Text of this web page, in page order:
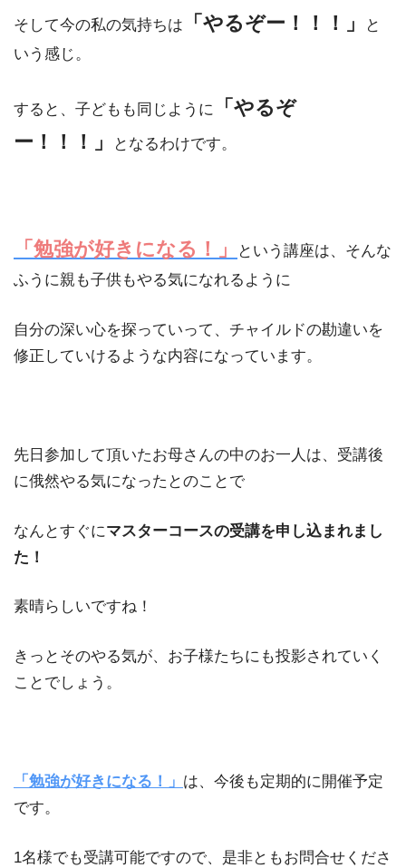
そして今の私の気持ちは 「やるぞー！！！」
と
いう感じ。
すると、子どもも同じように
「やるぞ
ー！！！」
となるわけです。
「勉強が好きになる！」
という講座は、そんな
ふうに親も子供もやる気になれるように
自分の深い心を探っていって、チャイルドの勘違いを
修正していけるような内容になっています。
先日参加して頂いたお母さんの中のお一人は、受講後
に俄然やる気になったとのことで
なんとすぐにマスターコースの受講を申し込まれまし
た！
素晴らしいですね！
きっとそのやる気が、お子様たちにも投影されていく
ことでしょう。
「勉強が好きになる！」 は、今後も定期的に開催予定
です。
1名様でも受講可能ですので、是非ともお問合せくださ